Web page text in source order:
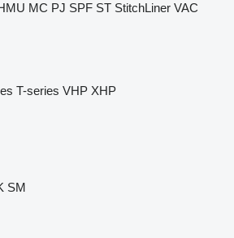
MC PJ SPF ST StitchLiner VAC
T-series VHP XHP
SM